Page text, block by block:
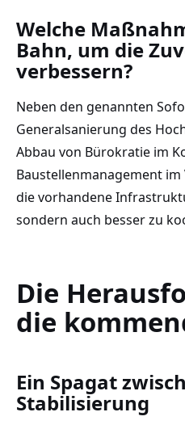
Welche
Bahn, um die
verbessern?
Neben den genannten
Generalsanierung des
Abbau von Bürokratie im
Baustellenmanagement
die vorhandene
sondern auch besser zu
Die
die
Ein Spagat
Stabilisierung